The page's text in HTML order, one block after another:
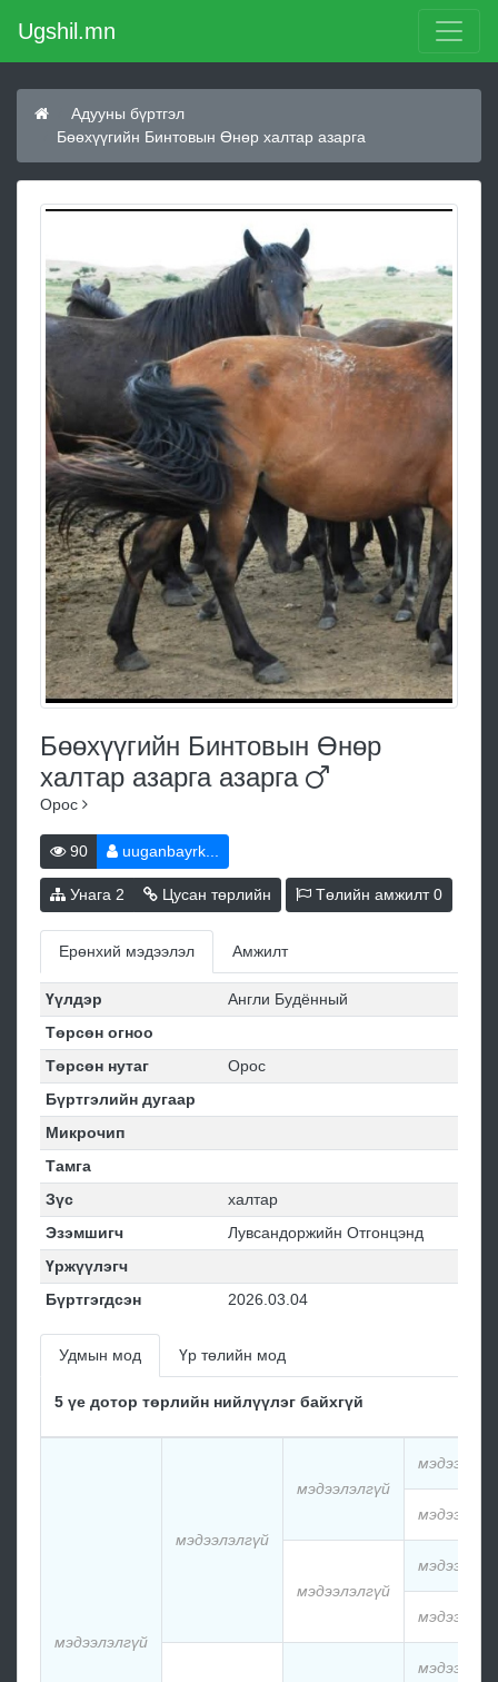
Ugshil.mn
Адууны бүртгэл
Бөөхүүгийн Бинтовын Өнөр халтар азарга
Бөөхүүгийн Бинтовын Өнөр
халтар азарга азарга
Орос
90 uuganbayrk...
Унага 2 Цусан төрлийн Төлийн амжилт0
Ерөнхий мэдээлэл Амжилт
Үүлдэр
Англи Будённый
Төрсөн огноо
Төрсөн нутаг
Орос
Бүртгэлийн дугаар
Микрочип
Тамга
Зүс
халтар
Эзэмшигч
Лувсандоржийн Отгонцэнд
Үржүүлэгч
Бүртгэгдсэн
2026.03.04
Удмын мод Үр төлийн мод
5 үе дотор төрлийн нийлүүлэг байхгүй
мэдээлэлгүй
мэдээлэлгүй
мэдээлэлгүй
мэдээлэлгүй